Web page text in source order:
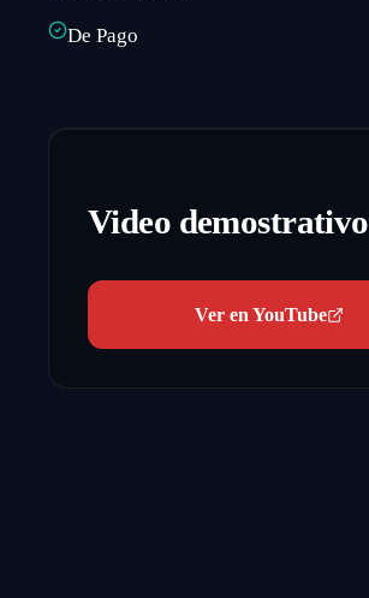
De Pago
Video demostrativo
Ver en YouTube